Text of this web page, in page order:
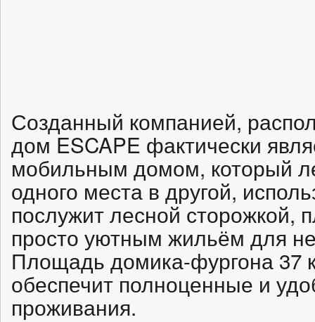
Созданный компанией,
дом ESCAPE фактически
мобильным домом, который
одного места в другой,
послужит лесной
просто уютным жильём для
Площадь домика-фургона 37
обеспечит полноценные и
проживания.